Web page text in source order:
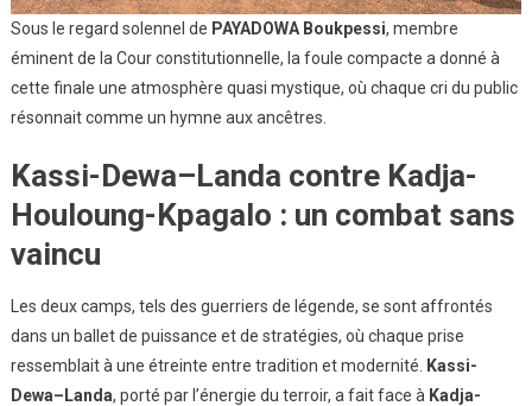
Sous le regard solennel de PAYADOWA Boukpessi, membre
éminent de la Cour constitutionnelle, la foule compacte a donné à
cette finale une atmosphère quasi mystique, où chaque cri du public
résonnait comme un hymne aux ancêtres.
Kassi-Dewa–Landa contre Kadja-
Houloung-Kpagalo : un combat sans
vaincu
Les deux camps, tels des guerriers de légende, se sont affrontés
dans un ballet de puissance et de stratégies, où chaque prise
ressemblait à une étreinte entre tradition et modernité.
Kassi-
Dewa–Landa, porté par l’énergie du terroir, a fait face à Kadja-